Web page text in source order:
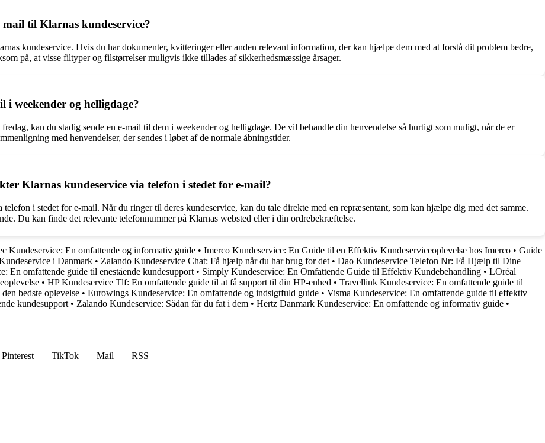
til Klarnas kundeservice?
kundeservice. Hvis du har dokumenter, kvitteringer eller anden relevant information, der kan hjælpe dem med at forstå dit problem bedre,
på, at visse filtyper og filstørrelser muligvis ikke tillades af sikkerhedsmæssige årsager.
i weekender og helligdage?
kan du stadig sende en e-mail til dem i weekender og helligdage. De vil behandle din henvendelse så hurtigt som muligt, når de er
med henvendelser, der sendes i løbet af de normale åbningstider.
Klarnas kundeservice via telefon i stedet for e-mail?
i stedet for e-mail. Når du ringer til deres kundeservice, kan du tale direkte med en repræsentant, som kan hjælpe dig med det samme.
Du kan finde det relevante telefonnummer på Klarnas websted eller i din ordrebekræftelse.
Kundeservice: En omfattende og informativ guide • Imerco Kundeservice: En Guide til en Effektiv Kundeserviceoplevelse hos Imerco • Guide
i Danmark • Zalando Kundeservice Chat: Få hjælp når du har brug for det • Dao Kundeservice Telefon Nr: Få Hjælp til Dine
En omfattende guide til enestående kundesupport • Simply Kundeservice: En Omfattende Guide til Effektiv Kundebehandling • LOréal
• HP Kundeservice Tlf: En omfattende guide til at få support til din HP-enhed • Travellink Kundeservice: En omfattende guide til
bedste oplevelse • Eurowings Kundeservice: En omfattende og indsigtfuld guide • Visma Kundeservice: En omfattende guide til effektiv
kundesupport • Zalando Kundeservice: Sådan får du fat i dem • Hertz Danmark Kundeservice: En omfattende og informativ guide •
Pinterest TikTok Mail
RSS